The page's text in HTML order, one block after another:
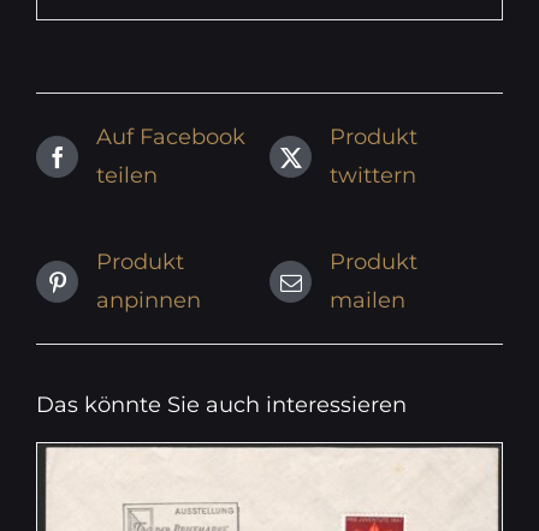
Auf Facebook
teilen
Produkt
twittern
Produkt
anpinnen
Produkt
mailen
Das könnte Sie auch interessieren